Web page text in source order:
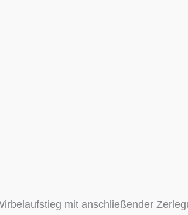
mit anschließender